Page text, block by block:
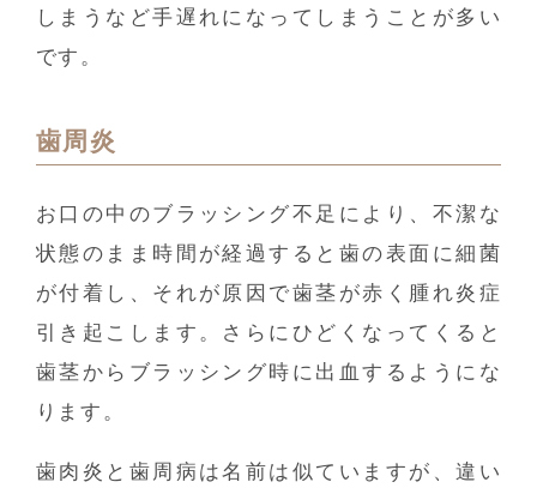
しまうなど手遅れになってしまうことが多い
です。
歯周炎
お口の中のブラッシング不足により、不潔な
状態のまま時間が経過すると歯の表面に細菌
が付着し、それが原因で歯茎が赤く腫れ炎症
引き起こします。さらにひどくなってくると
歯茎からブラッシング時に出血するようにな
ります。
歯肉炎と歯周病は名前は似ていますが、違い